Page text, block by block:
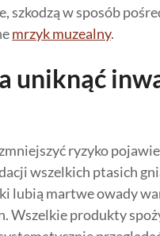
szkodzą w sposób
mrzyk muzealny.
uniknąć
ryzyko
wszelkich ptasich
lubią martwe owady
Wszelkie produkty